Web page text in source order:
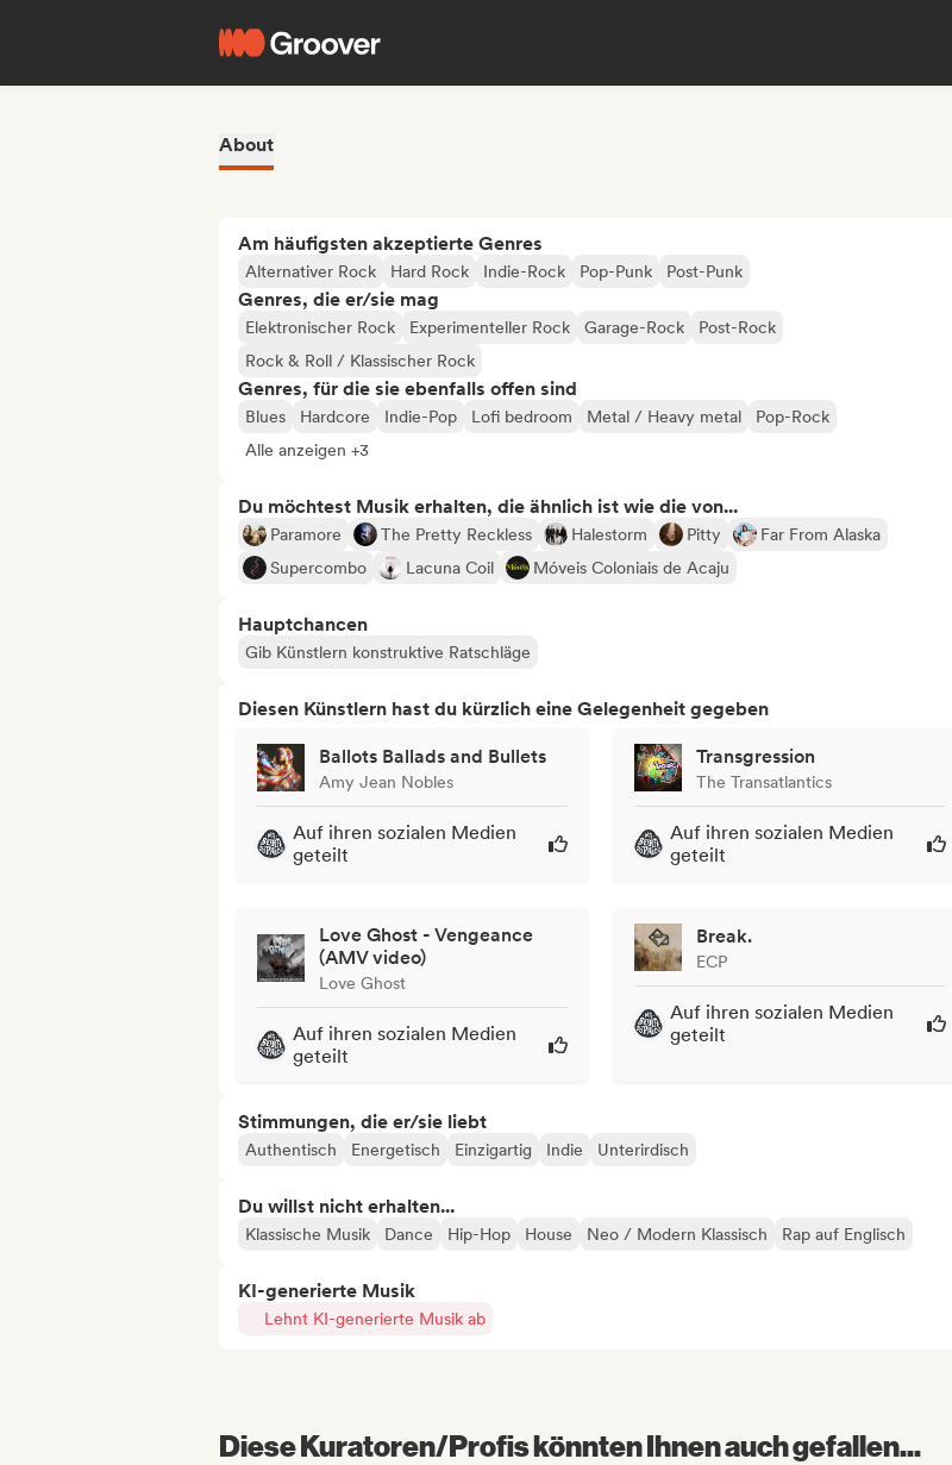
About
Am häufigsten akzeptierte Genres
Alternativer Rock Hard Rock Indie-Rock Pop-Punk Post-Punk
Genres, die er/sie mag
Elektronischer Rock Experimenteller Rock Garage-Rock
Post-Rock
Rock & Roll / Klassischer Rock
Genres, für die sie ebenfalls offen sind
Blues Hardcore Indie-Pop Lofi bedroom Metal / Heavy metal
Pop-Rock
Alle anzeigen +3
Du möchtest Musik erhalten, die ähnlich ist wie die von...
Paramore The Pretty Reckless Halestorm Pitty
Far From Alaska
Supercombo
Lacuna Coil Móveis Coloniais de Acaju
Hauptchancen
Gib Künstlern konstruktive Ratschläge
Diesen Künstlern hast du kürzlich eine Gelegenheit gegeben
Ballots Ballads and Bullets
Amy Jean Nobles
Auf ihren sozialen Medien
geteilt
Transgression
The Transatlantics
Auf ihren sozialen Medien
geteilt
Love Ghost - Vengeance
(AMV video)
Love Ghost
Auf ihren sozialen Medien
geteilt
Break.
ECP
Auf ihren sozialen Medien
geteilt
Stimmungen, die er/sie liebt
Authentisch Energetisch Einzigartig Indie Unterirdisch
Du willst nicht erhalten...
Klassische Musik Dance Hip-Hop House Neo / Modern Klassisch Rap auf Englisch
KI-generierte Musik
Lehnt KI-generierte Musik ab
Diese Kuratoren/Profis könnten Ihnen auch gefallen...